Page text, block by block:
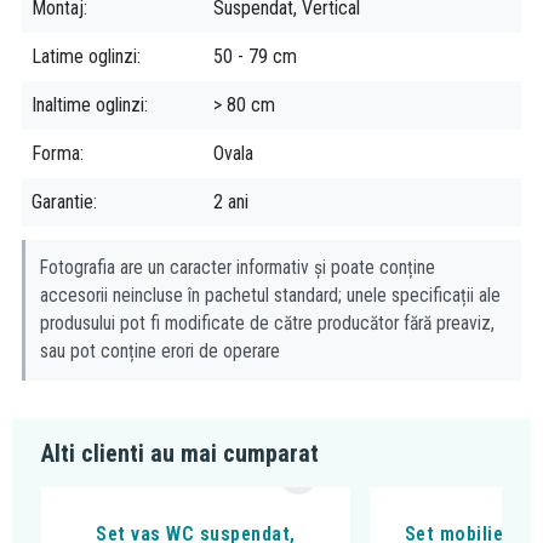
Reglaj al intensitatii și al temperaturii luminii
Sistem de dezaburire eficient
Montaj Suspendat, Vertical
Latime oglinzi 50 - 79 cm
Inaltime oglinzi > 80 cm
Forma Ovala
Garantie 2 ani
Fotografia are un caracter informativ și poate conține
accesorii neincluse în pachetul standard; unele specificații ale
produsului pot fi modificate de către producător fără preaviz,
sau pot conține erori de operare
Alti clienti au mai cumparat
Set vas WC suspendat, Set mobilier si